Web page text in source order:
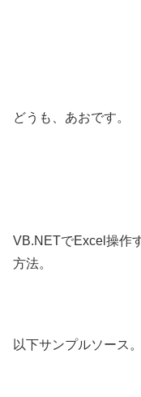
どうも、あおです。
VB.NETでExcel操作
方法。
以下サンプルソース。